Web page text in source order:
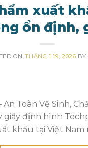
xuất
ổn định,
ON THÁNG 1 19, 2026 BY
Toàn Vệ Sinh,
giấy định hình
khẩu tại Việt